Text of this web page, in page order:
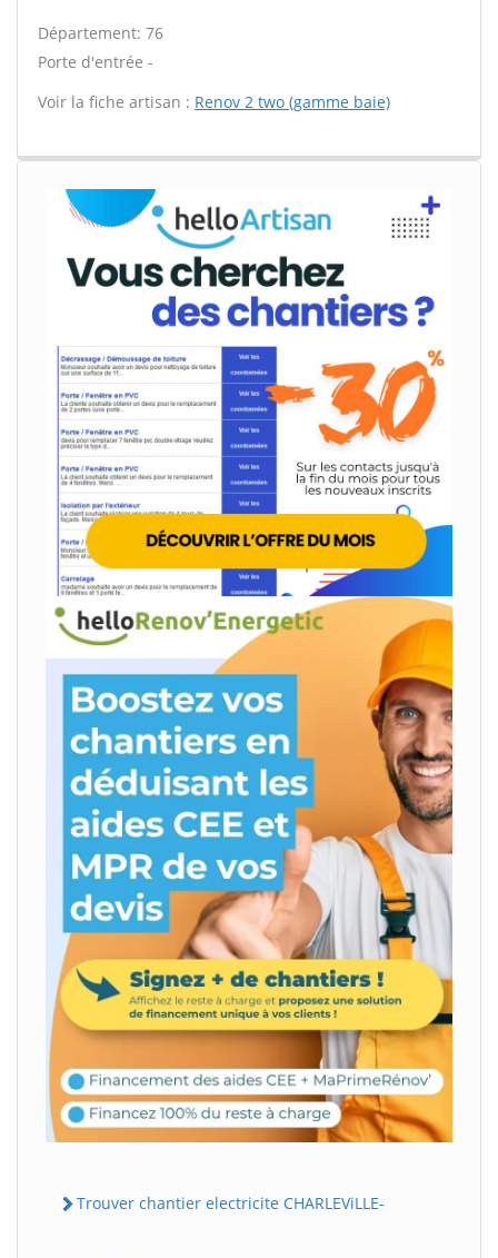
Département: 76
Porte d'entrée -
Voir la fiche artisan : Renov 2 two (gamme baie)
Trouver chantier electricite CHARLEViLLE-